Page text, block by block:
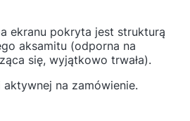
ekranu pokryta jest strukturą
aksamitu (odporna na
się, wyjątkowo trwała).
na zamówienie.